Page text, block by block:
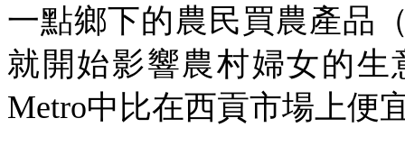
一點鄉下的農民買農產品
就開始影響農村婦女的
Metro中比在西貢市場上便